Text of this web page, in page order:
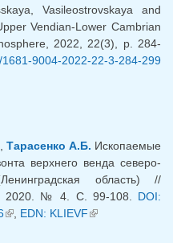
Vasileostrovskaya and
Vendian-Lower Cambrian
2022, 22(3), p. 284-
9004-2022-22-3-284-299
Тарасенко А.Б. Ископаемые
верхнего венда северо-
область) //
2020. № 4. С. 99-108. DOI:
(внешняя ссылка)
EDN: KLIEVF(внешняя